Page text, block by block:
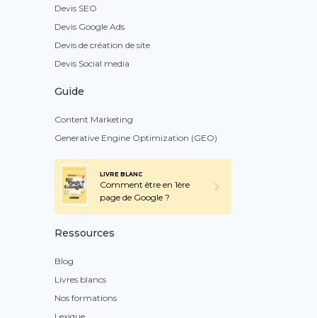
Devis SEO
Devis Google Ads
Devis de création de site
Devis Social media
Guide
Content Marketing
Generative Engine Optimization (GEO)
LIVRE BLANC
Comment être en 1ère
page de Google ?
Ressources
Blog
Livres blancs
Nos formations